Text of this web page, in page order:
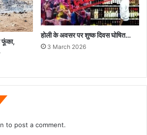
फूंका,
होली के अवसर पर शुष्क दिवस घोषित…
3 March 2026
to post a comment.